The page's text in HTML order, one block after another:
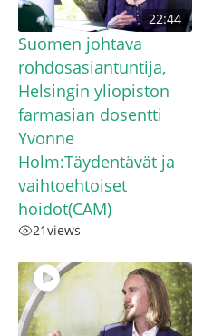
22:44
Suomen johtava
rohdosasiantuntija,
Helsingin yliopiston
farmasian dosentti
Yvonne
Holm:Täydentävät ja
vaihtoehtoiset
hoidot(CAM)
21views